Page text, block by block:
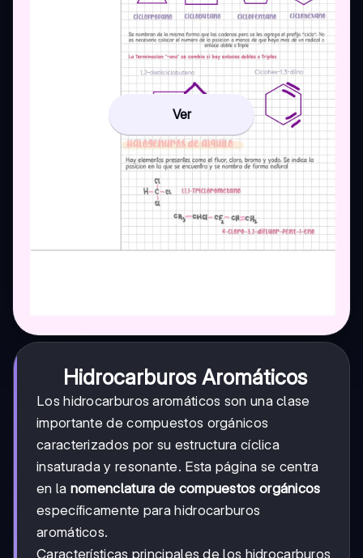
Ver
Hidrocarburos Aromáticos
Los hidrocarburos aromáticos son una clase
importante de compuestos orgánicos
caracterizados por su estructura cíclica
insaturada y resonante. Esta página se centra
en la nomenclatura de compuestos orgánicos
específicamente para hidrocarburos
aromáticos.
Características principales de los hidrocarburos